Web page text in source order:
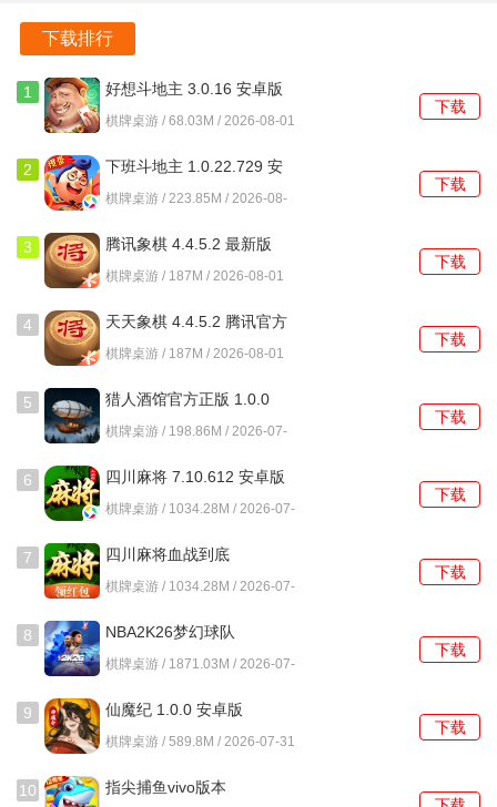
游戏评测
金牌斗地主凭借其独特的设计和多样的玩法，在众多棋牌类
手游中脱颖而出。游戏画面精美，角色形象生动，给人愉悦
的视觉享受。玩法上，经典与创新相结合，不仅保留了传统
斗地主的魅力，还通过竞技模式提升了游戏的挑战性。游戏
一款值得推荐的棋牌类手游，能够带给玩家丰富的游戏体验
和乐趣。
下载排行
1 好想斗地主 3.0.16 安卓版
棋牌桌游 / 68.03M / 2026-08-01
下载
2
下班斗地主 1.0.22.729 安
卓版
棋牌桌游 / 223.85M / 2026-08-
下载
3 腾讯象棋 4.4.5.2 最新版
棋牌桌游 / 187M / 2026-08-01
下载
4
天天象棋 4.4.5.2 腾讯官方
版
棋牌桌游 / 187M / 2026-08-01
下载
5
猎人酒馆官方正版 1.0.0
1.0.0 安卓版
棋牌桌游 / 198.86M / 2026-07-
下载
6 四川麻将 7.10.612 安卓版
棋牌桌游 / 1034.28M / 2026-07-
下载
7
四川麻将血战到底
7.10.612 安卓版
棋牌桌游 / 1034.28M / 2026-07-
下载
8
NBA2K26梦幻球队
403.03.505308211 安卓版
棋牌桌游 / 1871.03M / 2026-07-
下载
9 仙魔纪 1.0.0 安卓版
棋牌桌游 / 589.8M / 2026-07-31
下载
10
指尖捕鱼vivo版本